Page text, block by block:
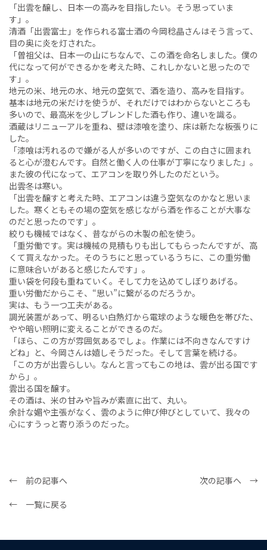
「出雲を醸し、日本一の高みを目指したい。そう思っていま
す」。
清酒「出雲富士」を作られる富士酒の今岡稔晶さんはそう言って、
目の奥に炎を灯された。
「曽祖父は、日本一の山にちなんで、この酒を命名しました。僕の
代になって何ができるかを考えた時、これしかないと思ったので
す」。
地元の米、地元の水、地元の空気で、酒を造り、高みを目指す。
基本は地元の米だけを使うが、それだけではわからないところも
多いので、最高米を少しブレンドした酒も作り、違いを識る。
酒蔵はリニューアルを重ね、壁は漆喰を塗り、床は新たな板張りに
した。
「漆喰は汚れるので嫌がる人が多いのですが、この白さに囲まれ
ると心が澄むんです。自然と働く人の仕事が丁寧になりました」。
また彼の代になって、エアコンを取り外したのだという。
出雲冬は寒い。
「出雲を醸すと考えた時、エアコンは違う空気なのかなと思いま
した。寒くともその場の空気を感じながら酒を作ることが大事な
のだと思ったのです」。
絞りも機械ではなく、昔ながらの木製の舩を使う。
「重労働です。実は機械の見積もりも出してもらったんですが、高
くて買えなかった。そのうちにと思っているうちに、この重労働
に意味合いがあると感じたんです」。
重い袋を何段も重ねていく。そして力を込めてしぼりあげる。
重い労働だからこそ、“思い”に繋がるのだろうか。
実は、もう一つ工夫がある。
調光装置があって、明るい白熱灯から電球のような暖色を帯びた、
やや暗い照明に変えることができるのだ。
「ほら、この方が雰囲気あるでしょ。作業には不向きなんですけ
どね」と、今岡さんは嬉しそうだった。そして言葉を続ける。
「この方が出雲らしい。なんと言ってもこの地は、雲が出る国です
から」。
雲出る国を醸す。
その酒は、米の甘みや旨みが素直に出て、丸い。
余計な媚や主張がなく、雲のように伸び伸びとしていて、我々の
心にすうっと寄り添うのだった。
← 前の記事へ
次の記事へ →
← 一覧に戻る